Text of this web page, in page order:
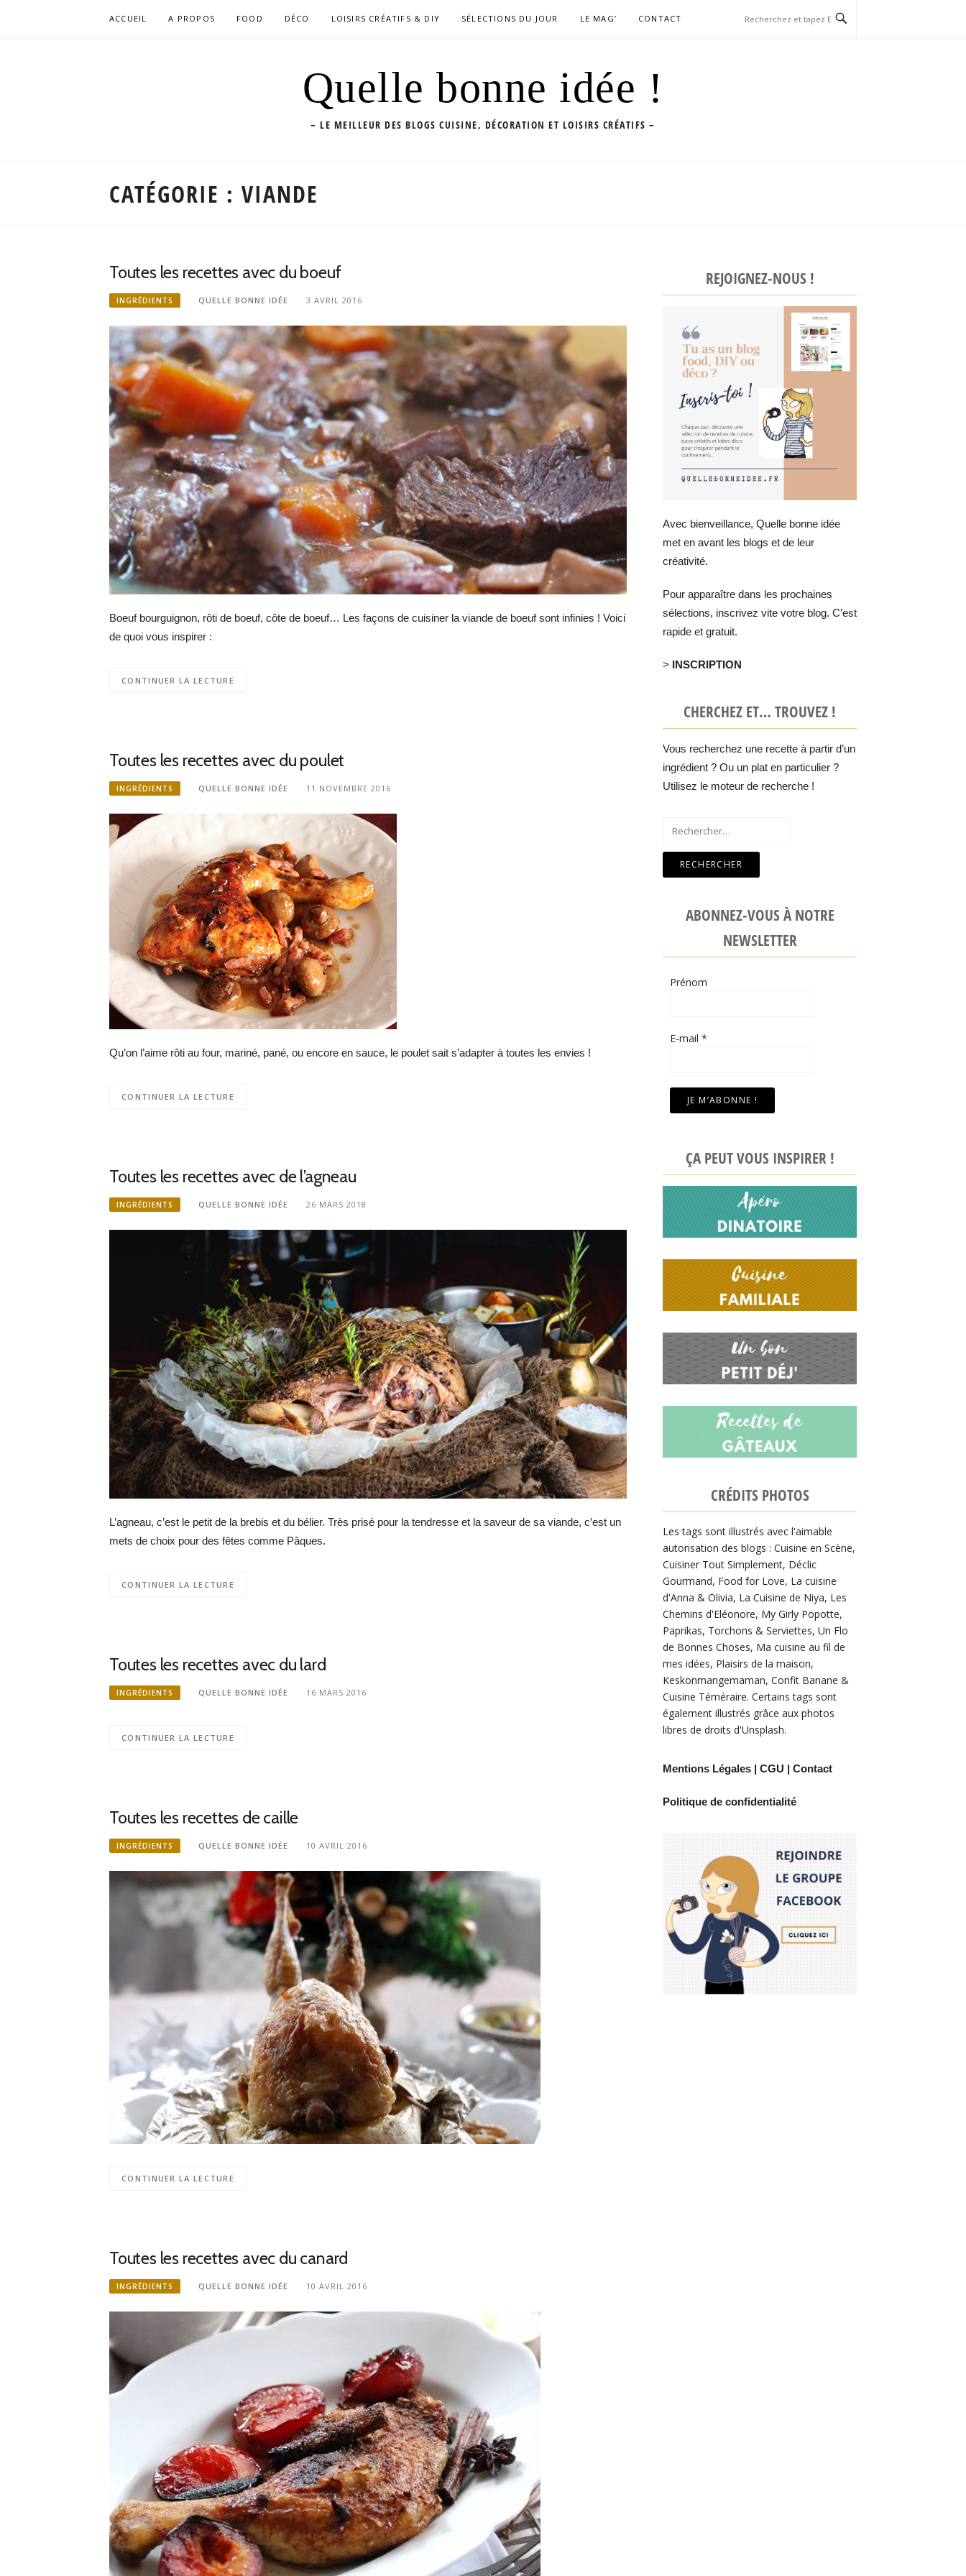
ACCUEIL A PROPOS FOOD DÉCO LOISIRS CRÉATIFS & DIY SÉLECTIONS DU JOUR LE MAG’ CONTACT
Quelle bonne idée !
– LE MEILLEUR DES BLOGS CUISINE, DÉCORATION ET LOISIRS CRÉATIFS –
CATÉGORIE : VIANDE
Toutes les recettes avec du boeuf
INGRÉDIENTS QUELLE BONNE IDÉE 3 AVRIL 2016
Boeuf bourguignon, rôti de boeuf, côte de boeuf… Les façons de cuisiner la viande de boeuf sont infinies ! Voici
de quoi vous inspirer :
CONTINUER LA LECTURE
Toutes les recettes avec du poulet
INGRÉDIENTS QUELLE BONNE IDÉE 11 NOVEMBRE 2016
Qu’on l’aime rôti au four, mariné, pané, ou encore en sauce, le poulet sait s’adapter à toutes les envies !
CONTINUER LA LECTURE
Toutes les recettes avec de l’agneau
INGRÉDIENTS QUELLE BONNE IDÉE 26 MARS 2018
L’agneau, c’est le petit de la brebis et du bélier. Très prisé pour la tendresse et la saveur de sa viande, c’est un
mets de choix pour des fêtes comme Pâques.
CONTINUER LA LECTURE
Toutes les recettes avec du lard
INGRÉDIENTS QUELLE BONNE IDÉE 16 MARS 2016
CONTINUER LA LECTURE
Toutes les recettes de caille
INGRÉDIENTS QUELLE BONNE IDÉE 10 AVRIL 2016
CONTINUER LA LECTURE
Toutes les recettes avec du canard
INGRÉDIENTS QUELLE BONNE IDÉE 10 AVRIL 2016
REJOIGNEZ-NOUS !
Avec bienveillance, Quelle bonne idée
met en avant les blogs et de leur
créativité.
Pour apparaître dans les prochaines
sélections, inscrivez vite votre blog. C’est
rapide et gratuit.
> INSCRIPTION
CHERCHEZ ET… TROUVEZ !
Vous recherchez une recette à partir d’un
ingrédient ? Ou un plat en particulier ?
Utilisez le moteur de recherche !
Rechercher :
ABONNEZ-VOUS À NOTRE
NEWSLETTER
Prénom
E-mail *
ÇA PEUT VOUS INSPIRER !
CRÉDITS PHOTOS
Les tags sont illustrés avec l'aimable
autorisation des blogs : Cuisine en Scène,
Cuisiner Tout Simplement, Déclic
Gourmand, Food for Love, La cuisine
d'Anna & Olivia, La Cuisine de Niya, Les
Chemins d'Eléonore, My Girly Popotte,
Paprikas, Torchons & Serviettes, Un Flo
de Bonnes Choses, Ma cuisine au fil de
mes idées, Plaisirs de la maison,
Keskonmangemaman, Confit Banane &
Cuisine Téméraire. Certains tags sont
également illustrés grâce aux photos
libres de droits d'Unsplash.
Mentions Légales | CGU | Contact
Politique de confidentialité